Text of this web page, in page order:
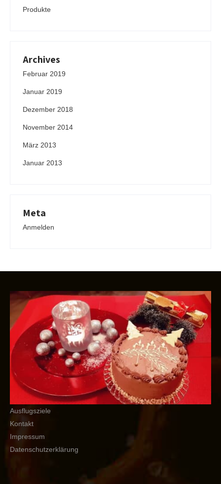
Produkte
Archives
Februar 2019
Januar 2019
Dezember 2018
November 2014
März 2013
Januar 2013
Meta
Anmelden
Ausflugsziele
Kontakt
Impressum
Datenschutzerklärung